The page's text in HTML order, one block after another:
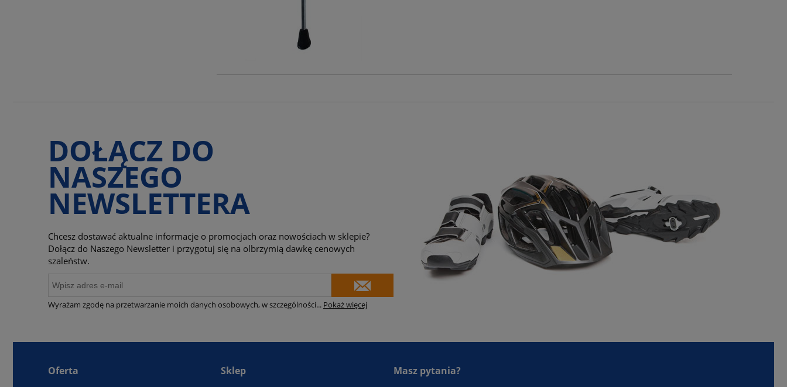
DOŁĄCZ DO
NASZEGO
NEWSLETTERA
Chcesz dostawać aktualne informacje o promocjach oraz nowościach w sklepie?
Dołącz do Naszego Newsletter i przygotuj się na olbrzymią dawkę cenowych
szaleństw.
Wyrażam zgodę na przetwarzanie moich danych osobowych, w szczególności... Pokaż więcej
Oferta Sklep Masz pytania?